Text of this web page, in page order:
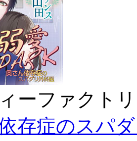
ーファクト
存症のスパ